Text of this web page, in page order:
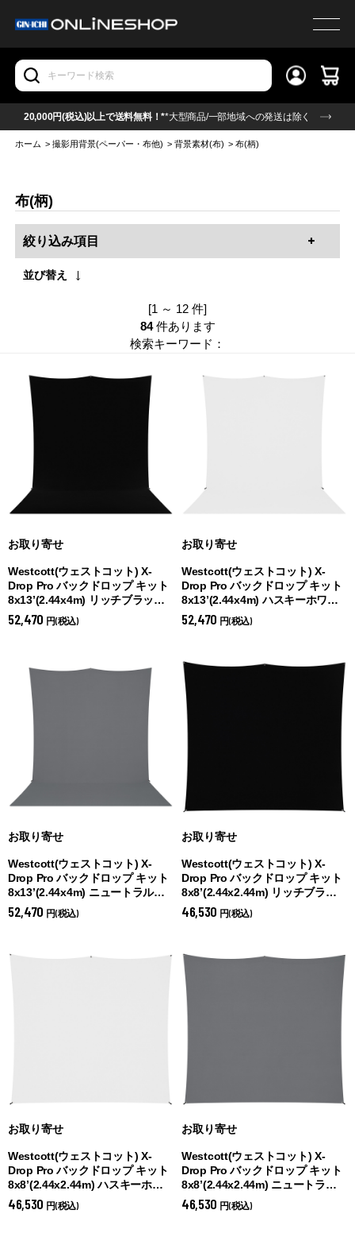
20,000円(税込)以上で送料無料！**大型商品/一部地域への発送は除く
ホーム >撮影用背景(ペーパー・布他) >背景素材(布) >布(柄)
布(柄)
絞り込み項目
並び替え
[1 ～ 12 件]
84 件あります
検索キーワード：
お取り寄せ
Westcott(ウェストコット) X-
Drop Pro バックドロップ キット
8x13’(2.44x4m) リッチブラック
(リッチブラック)
52,470 円(税込)
お取り寄せ
Westcott(ウェストコット) X-
Drop Pro バックドロップ キット
8x13’(2.44x4m) ハスキーホワイ
ト (ハスキーホワイト)
52,470 円(税込)
お取り寄せ
Westcott(ウェストコット) X-
Drop Pro バックドロップ キット
8x13’(2.44x4m) ニュートラルグ
レー (ニュートラルグレー)
52,470 円(税込)
お取り寄せ
Westcott(ウェストコット) X-
Drop Pro バックドロップ キット
8x8’(2.44x2.44m) リッチブラッ
ク (リッチブラック)
46,530 円(税込)
お取り寄せ
Westcott(ウェストコット) X-
Drop Pro バックドロップ キット
8x8’(2.44x2.44m) ハスキーホワ
イト (ハスキーホワイト)
46,530 円(税込)
お取り寄せ
Westcott(ウェストコット) X-
Drop Pro バックドロップ キット
8x8’(2.44x2.44m) ニュートラル
グレー (ニュートラルグレー)
46,530 円(税込)